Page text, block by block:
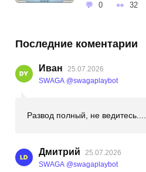
0
32
Последние коментарии
Иван
25.07.2026
SWAGA @swagaplaybot
Развод полный, не ведитесь....
Дмитрий
25.07.2026
SWAGA @swagaplaybot